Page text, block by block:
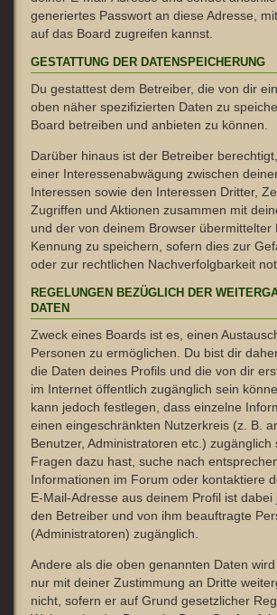
generiertes Passwort an diese Adresse,
auf das Board zugreifen kannst.
GESTATTUNG DER DATENSPEICHERUNG
Du gestattest dem Betreiber, die von dir
oben näher spezifizierten Daten zu
Board betreiben und anbieten zu können.
Darüber hinaus ist der Betreiber
einer Interessenabwägung zwischen
Interessen sowie den Interessen Dritter,
Zugriffen und Aktionen zusammen mit
und der von deinem Browser übermittelter
Kennung zu speichern, sofern dies zur
oder zur rechtlichen Nachverfolgbarkeit
REGELUNGEN BEZÜGLICH DER
DATEN
Zweck eines Boards ist es, einen
Personen zu ermöglichen. Du bist dir
die Daten deines Profils und die von dir
im Internet öffentlich zugänglich sein
kann jedoch festlegen, dass einzelne
einen eingeschränkten Nutzerkreis (z. B.
Benutzer, Administratoren etc.) zugänglich
Fragen dazu hast, suche nach
Informationen im Forum oder kontaktiere
E-Mail-Adresse aus deinem Profil ist
den Betreiber und von ihm beauftragte
(Administratoren) zugänglich.
Andere als die oben genannten Daten
nur mit deiner Zustimmung an Dritte
nicht, sofern er auf Grund gesetzlicher